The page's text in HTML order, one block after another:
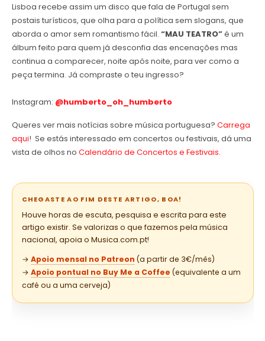
Lisboa recebe assim um disco que fala de Portugal sem
postais turísticos, que olha para a política sem slogans, que
aborda o amor sem romantismo fácil. “MAU TEATRO”é um
álbum feito para quem já desconfia das encenações mas
continua a comparecer, noite após noite, para ver como a
peça termina. Já compraste o teu ingresso?
Instagram: @humberto_oh_humberto
Queres ver mais notícias sobre música portuguesa? Carrega
aqui! Se estás interessado em concertos ou festivais, dá uma
vista de olhos no Calendário de Concertos e Festivais.
CHEGASTE AO FIM DESTE ARTIGO, BOA!
Houve horas de escuta, pesquisa e escrita para este
artigo existir. Se valorizas o que fazemos pela música
nacional, apoia o Musica.com.pt!
→ Apoio mensal no Patreon (a partir de 3€/mês)
→ Apoio pontual no Buy Me a Coffee (equivalente a um
café ou a uma cerveja)